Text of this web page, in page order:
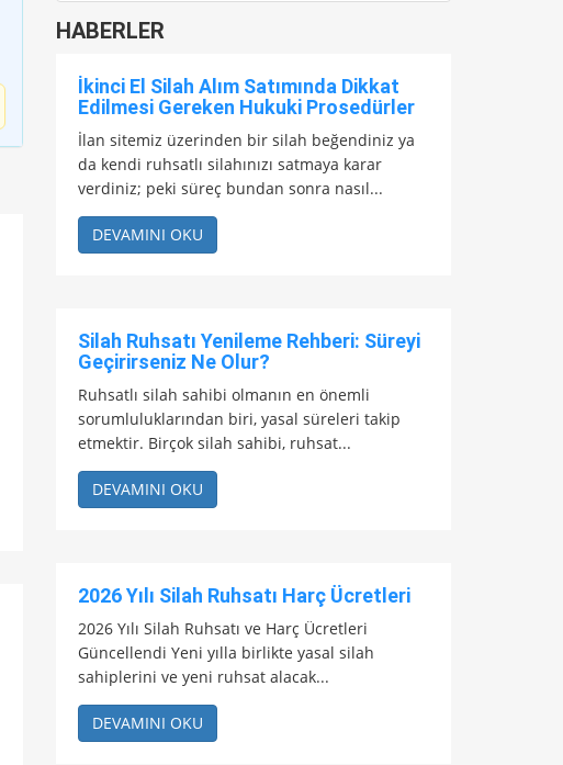
HABERLER
İkinci El Silah Alım Satımında Dikkat
Edilmesi Gereken Hukuki Prosedürler
İlan sitemiz üzerinden bir silah beğendiniz ya
da kendi ruhsatlı silahınızı satmaya karar
verdiniz; peki süreç bundan sonra nasıl...
DEVAMINI OKU
Silah Ruhsatı Yenileme Rehberi: Süreyi
Geçirirseniz Ne Olur?
Ruhsatlı silah sahibi olmanın en önemli
sorumluluklarından biri, yasal süreleri takip
etmektir. Birçok silah sahibi, ruhsat...
DEVAMINI OKU
2026 Yılı Silah Ruhsatı Harç Ücretleri
2026 Yılı Silah Ruhsatı ve Harç Ücretleri
Güncellendi Yeni yılla birlikte yasal silah
sahiplerini ve yeni ruhsat alacak...
DEVAMINI OKU